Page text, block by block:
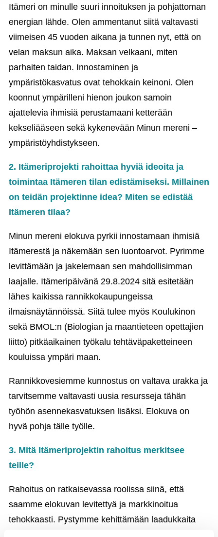
Itämeri on minulle suuri innoituksen ja pohjattoman
energian lähde. Olen ammentanut siitä valtavasti
viimeisen 45 vuoden aikana ja tunnen nyt, että on
velan maksun aika. Maksan velkaani, miten
parhaiten taidan. Innostaminen ja
ympäristökasvatus ovat tehokkain keinoni. Olen
koonnut ympärilleni hienon joukon samoin
ajattelevia ihmisiä perustamaani ketterään
kekseliääseen sekä kykenevään Minun mereni –
ympäristöyhdistykseen.
2. Itämeriprojekti rahoittaa hyviä ideoita ja
toimintaa Itämeren tilan edistämiseksi. Millainen
on teidän projektinne idea? Miten se edistää
Itämeren tilaa?
Minun mereni elokuva pyrkii innostamaan ihmisiä
Itämerestä ja näkemään sen luontoarvot. Pyrimme
levittämään ja jakelemaan sen mahdollisimman
laajalle. Itämeripäivänä 29.8.2024 sitä esitetään
lähes kaikissa rannikkokaupungeissa
ilmaisnäytännöissä. Siitä tulee myös Koulukinon
sekä BMOL:n (Biologian ja maantieteen opettajien
liitto) pitkäaikainen työkalu tehtäväpaketteineen
kouluissa ympäri maan.
Rannikkovesiemme kunnostus on valtava urakka ja
tarvitsemme valtavasti uusia resursseja tähän
työhön asennekasvatuksen lisäksi. Elokuva on
hyvä pohja tälle työlle.
3. Mitä Itämeriprojektin rahoitus merkitsee
teille?
Rahoitus on ratkaisevassa roolissa siinä, että
saamme elokuvan levitettyä ja markkinoitua
tehokkaasti. Pystymme kehittämään laadukkaita